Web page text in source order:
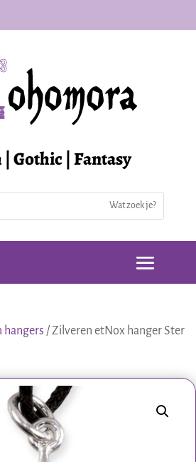
Gothic | Fantasy
hangers / Zilveren etNox hanger Ster